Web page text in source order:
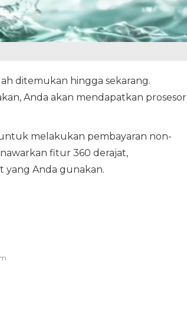
ditemukan hingga sekarang.
Anda akan mendapatkan prosesor
melakukan pembayaran non-
fitur 360 derajat,
yang Anda gunakan.